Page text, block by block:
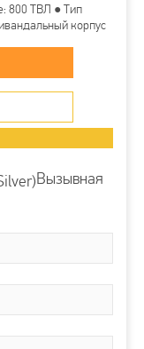
800 ТВЛ ● Тип
корпус
Вызывная